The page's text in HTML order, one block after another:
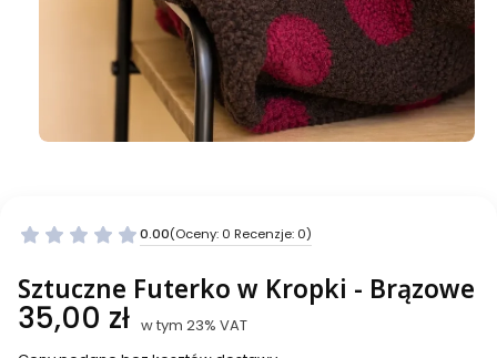
0.00(Oceny: 0 Recenzje: 0)
Przejdź do sekcji Opinie
Sztuczne Futerko w Kropki - Brązowe
Cena
35,00 zł w tym 23% VAT
w tym 23% VAT